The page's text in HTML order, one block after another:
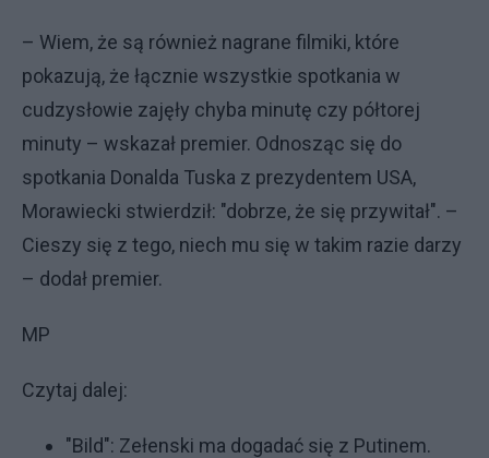
– Wiem, że są również nagrane filmiki, które
pokazują, że łącznie wszystkie spotkania w
cudzysłowie zajęły chyba minutę czy półtorej
minuty – wskazał premier. Odnosząc się do
spotkania Donalda Tuska z prezydentem USA,
Morawiecki stwierdził: "dobrze, że się przywitał". –
Cieszy się z tego, niech mu się w takim razie darzy
– dodał premier.
MP
Czytaj dalej:
"Bild": Zełenski ma dogadać się z Putinem.